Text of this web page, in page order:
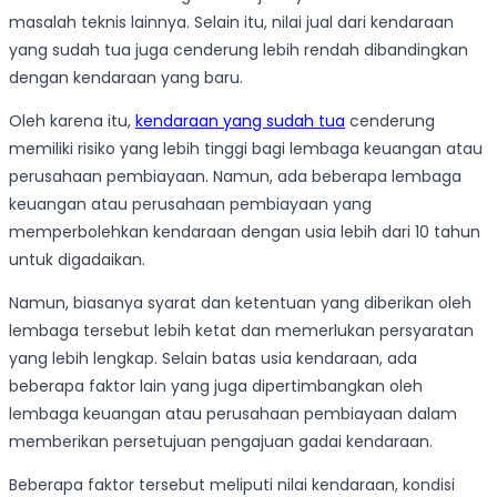
masalah teknis lainnya. Selain itu, nilai jual dari kendaraan
yang sudah tua juga cenderung lebih rendah dibandingkan
dengan kendaraan yang baru.
Oleh karena itu, kendaraan yang sudah tua cenderung
memiliki risiko yang lebih tinggi bagi lembaga keuangan atau
perusahaan pembiayaan. Namun, ada beberapa lembaga
keuangan atau perusahaan pembiayaan yang
memperbolehkan kendaraan dengan usia lebih dari 10 tahun
untuk digadaikan.
Namun, biasanya syarat dan ketentuan yang diberikan oleh
lembaga tersebut lebih ketat dan memerlukan persyaratan
yang lebih lengkap. Selain batas usia kendaraan, ada
beberapa faktor lain yang juga dipertimbangkan oleh
lembaga keuangan atau perusahaan pembiayaan dalam
memberikan persetujuan pengajuan gadai kendaraan.
Beberapa faktor tersebut meliputi nilai kendaraan, kondisi